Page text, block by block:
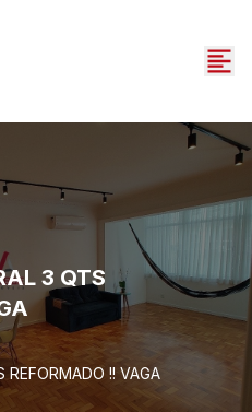
3 QTS
REFORMADO !! VAGA